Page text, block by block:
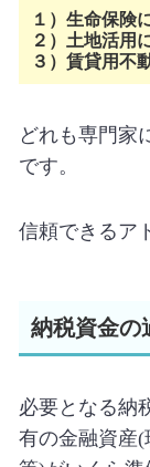
１）生命保険
２）土地活用
３）賃貸用不
どれも専門家
です。
信頼できるア
納税資金の
必要となる納
有の金融資産(